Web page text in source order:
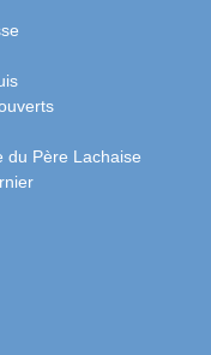
du Père Lachaise